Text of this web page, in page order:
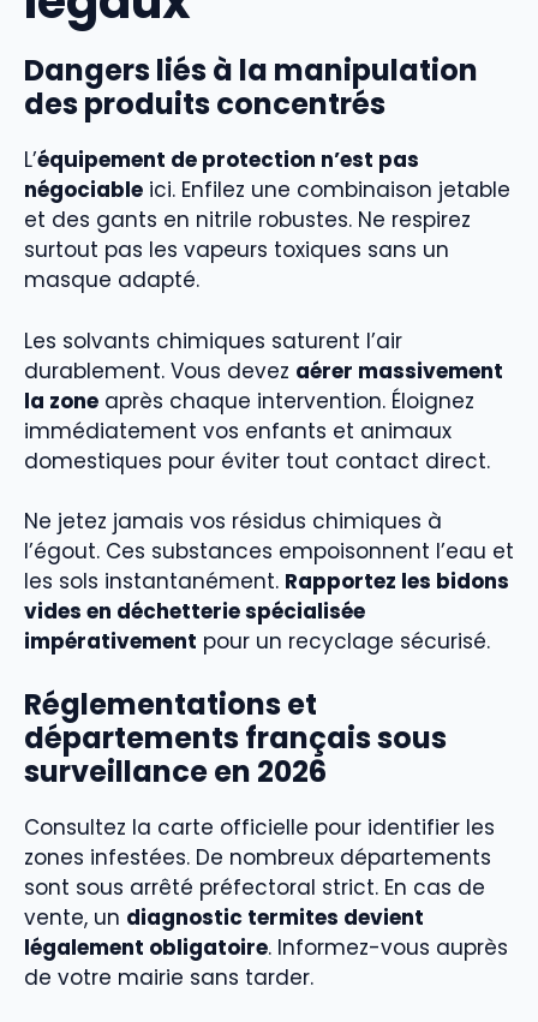
Dangers liés à la manipulation
des produits concentrés
L’équipement de protection n’est pas
négociable ici. Enfilez une combinaison jetable
et des gants en nitrile robustes. Ne respirez
surtout pas les vapeurs toxiques sans un
masque adapté.
Les solvants chimiques saturent l’air
durablement. Vous devez aérer massivement
la zone après chaque intervention. Éloignez
immédiatement vos enfants et animaux
domestiques pour éviter tout contact direct.
Ne jetez jamais vos résidus chimiques à
l’égout. Ces substances empoisonnent l’eau et
les sols instantanément. Rapportez les bidons
vides en déchetterie spécialisée
impérativement pour un recyclage sécurisé.
Réglementations et
départements français sous
surveillance en 2026
Consultez la carte officielle pour identifier les
zones infestées. De nombreux départements
sont sous arrêté préfectoral strict. En cas de
vente, un diagnostic termites devient
légalement obligatoire. Informez-vous auprès
de votre mairie sans tarder.